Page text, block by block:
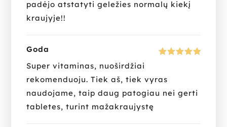
padėjo atstatyti geležies normalų kiekį
kraujyje!!
Goda
Super vitaminas, nuoširdžiai
rekomenduoju. Tiek aš, tiek vyras
naudojame, taip daug patogiau nei gerti
tabletes, turint mažakraujystę